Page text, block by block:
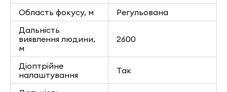
Область фокусу, м
Регульована
Дальність
виявлення людини,
м
2600
Діоптрійне
налаштування
Так